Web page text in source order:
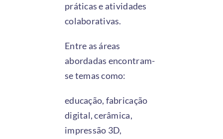
práticas e atividades
colaborativas.
Entre as áreas
abordadas encontram-
se temas como:
educação, fabricação
digital, cerâmica,
impressão 3D,